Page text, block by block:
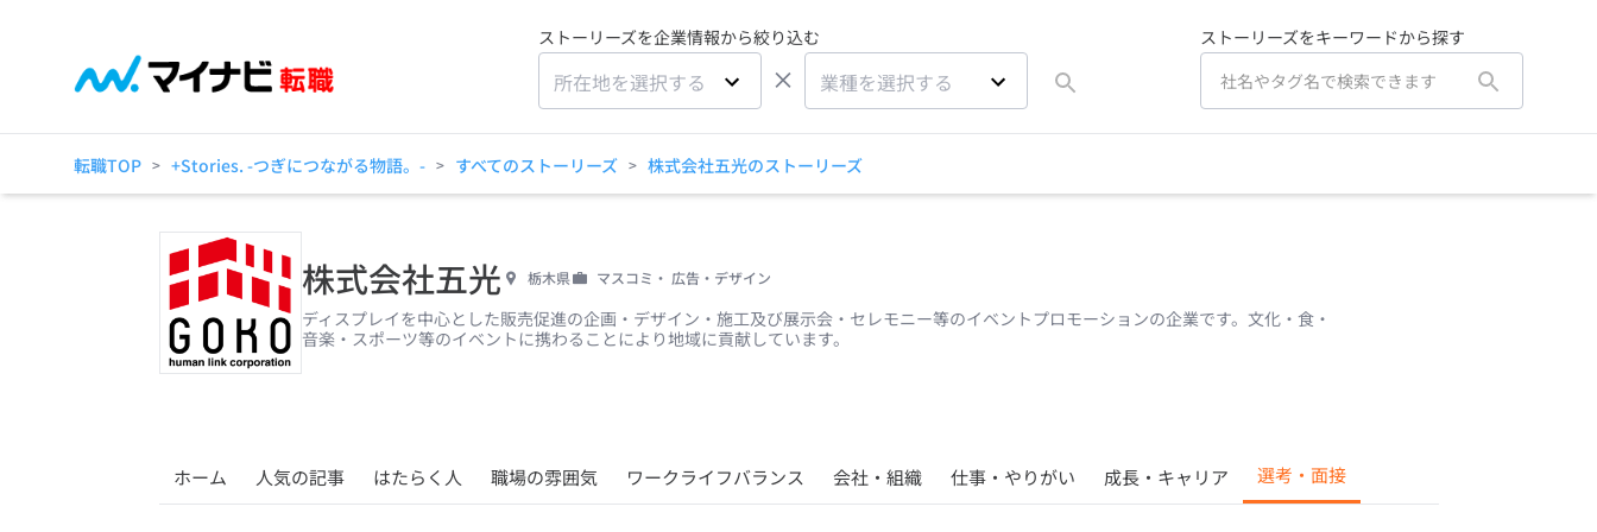
ストーリーズを企業情報から絞り込む
所在地を選択する × 業種を選択する
ストーリーズをキーワードから探す
転職TOP > +Stories. -つぎにつながる物語。- > すべてのストーリーズ > 株式会社五光のストーリーズ
株式会社五光 栃木県 マスコミ・ 広告・デザイン
ディスプレイを中心とした販売促進の企画・デザイン・施工及び展示会・セレモニー等のイベントプロモーションの企業です。文化・食・
音楽・スポーツ等のイベントに携わることにより地域に貢献しています。
ホーム 人気の記事 はたらく人 職場の雰囲気 ワークライフバランス 会社・組織 仕事・やりがい 成長・キャリア 選考・面接